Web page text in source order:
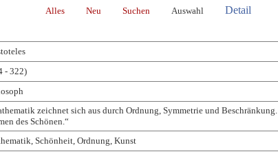
Alles Neu Suchen Auswahl Detail
- 322)
zeichnet sich aus durch Ordnung, Symmetrie und
des Schönen.“
Schönheit, Ordnung, Kunst